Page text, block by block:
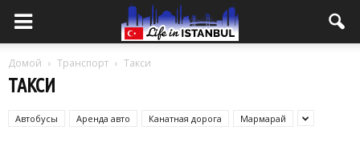
Домой Транспорт Такси
ТАКСИ
Автобусы Аренда авто Канатная дорога Мармарай